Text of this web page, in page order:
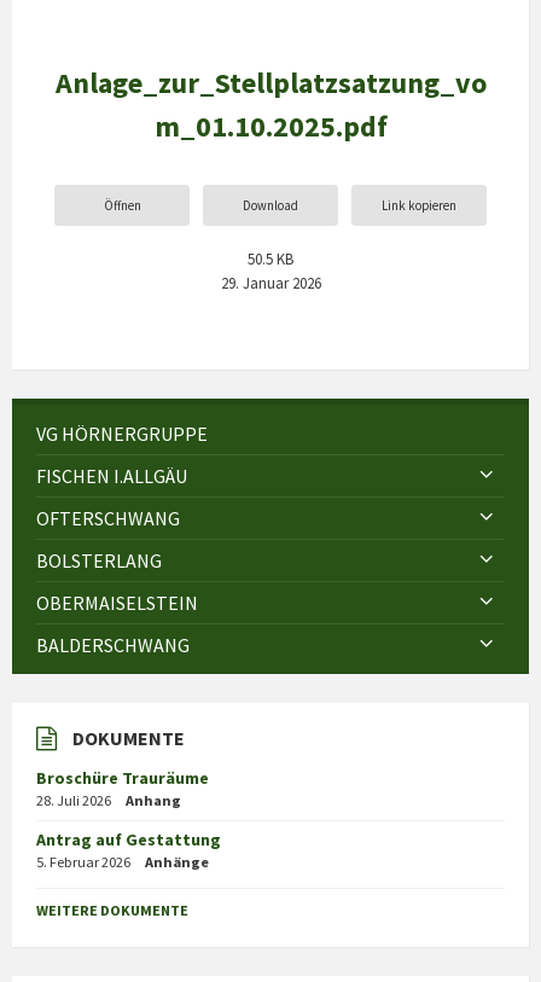
Anlage_zur_Stellplatzsatzung_vo
m_01.10.2025.pdf
Öffnen Download Link kopieren
50.5 KB
29. Januar 2026
VG HÖRNERGRUPPE
FISCHEN I.ALLGÄU
OFTERSCHWANG
BOLSTERLANG
OBERMAISELSTEIN
BALDERSCHWANG
DOKUMENTE
Broschüre Trauräume
28. Juli 2026 Anhang
Antrag auf Gestattung
5. Februar 2026 Anhänge
WEITERE DOKUMENTE